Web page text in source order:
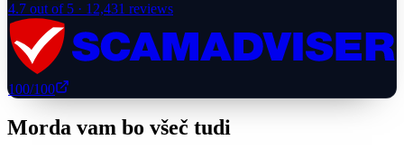
4.7 out of 5 · 12,431 reviews
100/100
Morda vam bo všeč tudi